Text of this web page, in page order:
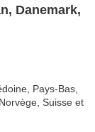
Danemark,